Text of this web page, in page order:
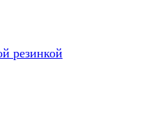
резинкой